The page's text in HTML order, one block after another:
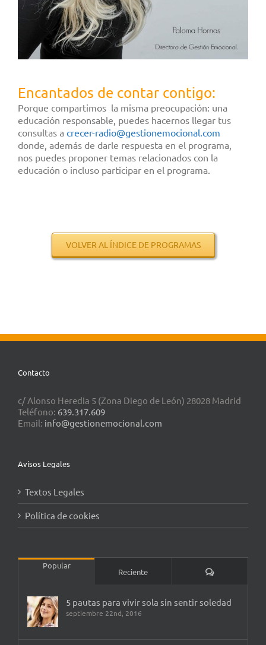
Encantados de contar contigo:
Porque compartimos la misma preocupación: una
educación responsable, puedes hacernos llegar tus
consultas a crecer-radio@gestionemocional.com
donde, además de darle respuesta en el programa,
nos puedes proponer temas relacionados con la
educación o incluso participar en el programa.
VOLVER AL ÍNDICE DE PROGRAMAS
Contacto
c/ Alonso Heredia 5 (Zona Diego de León) 28028 Madrid
Teléfono: 639.317.609
Email: info@gestionemocional.com
Avisos Legales
Textos Legales
Política de cookies
Popular
Reciente Comentarios
5 pautas para vivir sola sin sentir soledad
septiembre 22nd, 2016